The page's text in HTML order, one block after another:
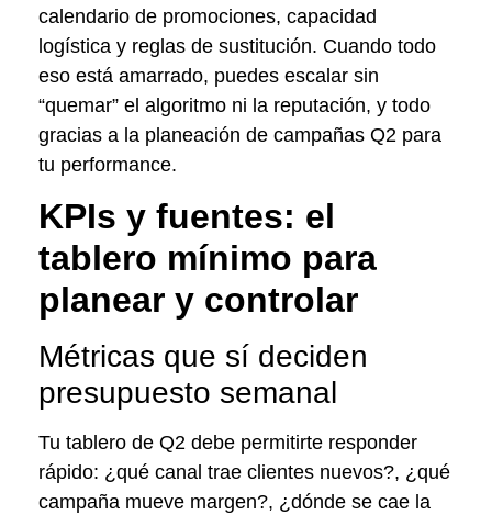
calendario de promociones, capacidad
logística y reglas de sustitución. Cuando todo
eso está amarrado, puedes escalar sin
“quemar” el algoritmo ni la reputación, y todo
gracias a la planeación de campañas Q2 para
tu performance.
KPIs y fuentes: el
tablero mínimo para
planear y controlar
Métricas que sí deciden
presupuesto semanal
Tu tablero de Q2 debe permitirte responder
rápido: ¿qué canal trae clientes nuevos?, ¿qué
campaña mueve margen?, ¿dónde se cae la